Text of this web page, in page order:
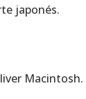
japonés.
Macintosh.